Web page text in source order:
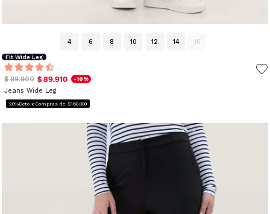
4 6 8 10 12 14 16
Fit Wide Leg
$ 99.900 $ 89.910 -10%
Jeans Wide Leg
20%Dcto x Compras de $160.000